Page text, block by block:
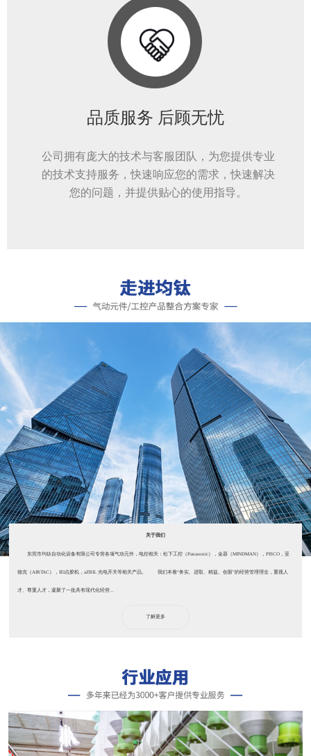
品质服务 后顾无忧
公司拥有庞大的技术与客服团队，为您提供专业
的技术支持服务，快速响应您的需求，快速解决
您的问题，并提供贴心的使用指导。
关于我们
东莞市均钛自动化设备有限公司专营各项气动元件，电控相关：松下工控（Panasonic），金器（MINDMAN），PISCO，亚
德克（AIRTAC），IEI点胶机，aZBIL 光电开关等相关产品。 我们本着“务实、进取、精益、创新”的经营管理理念，重视人
才、尊重人才，凝聚了一批具有现代化经营...
了解更多